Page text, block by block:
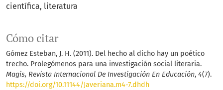
científica literatura
Cómo citar
Gómez Esteban, J. H. (2011). Del hecho al dicho hay un poético
trecho. Prolegómenos para una investigación social literaria.
Magis, Revista Internacional De Investigación En Educación, 4(7).
https://doi.org/10.11144/Javeriana.m4-7.dhdh